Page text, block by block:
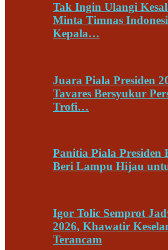
Tak Ingin Ulangi
Minta Timnas
Kepala…
Juara Piala Presiden
Tavares Bersyukur
Trofi…
Panitia Piala Presiden
Beri Lampu Hijau
Igor Tolic Semprot
2026, Khawatir
Terancam